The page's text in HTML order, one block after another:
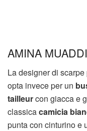
AMINA MUADDI
La designer di
opta invece per un
tailleurcon giacca e
classicacamicia
punta con cinturino e